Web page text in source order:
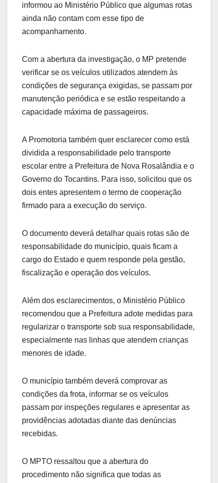
informou ao Ministério Público que algumas rotas
ainda não contam com esse tipo de
acompanhamento.
Com a abertura da investigação, o MP pretende
verificar se os veículos utilizados atendem às
condições de segurança exigidas, se passam por
manutenção periódica e se estão respeitando a
capacidade máxima de passageiros.
A Promotoria também quer esclarecer como está
dividida a responsabilidade pelo transporte
escolar entre a Prefeitura de Nova Rosalândia e o
Governo do Tocantins. Para isso, solicitou que os
dois entes apresentem o termo de cooperação
firmado para a execução do serviço.
O documento deverá detalhar quais rotas são de
responsabilidade do município, quais ficam a
cargo do Estado e quem responde pela gestão,
fiscalização e operação dos veículos.
Além dos esclarecimentos, o Ministério Público
recomendou que a Prefeitura adote medidas para
regularizar o transporte sob sua responsabilidade,
especialmente nas linhas que atendem crianças
menores de idade.
O município também deverá comprovar as
condições da frota, informar se os veículos
passam por inspeções regulares e apresentar as
providências adotadas diante das denúncias
recebidas.
O MPTO ressaltou que a abertura do
procedimento não significa que todas as